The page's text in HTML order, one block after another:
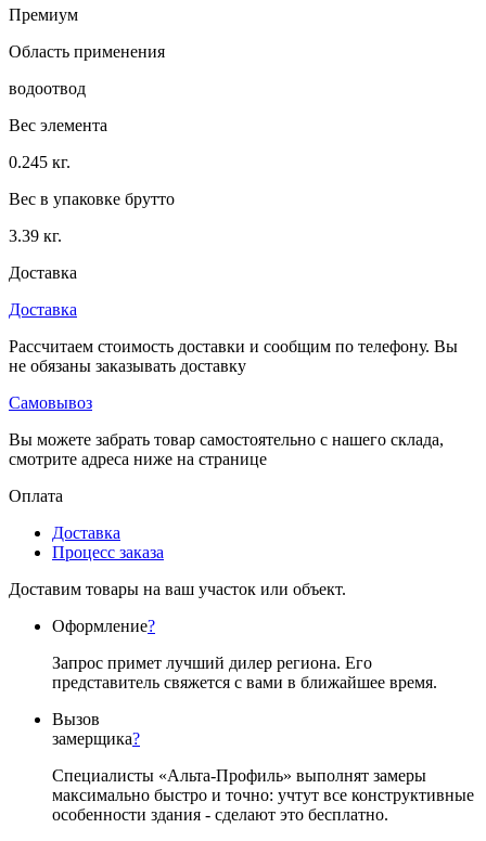
Премиум
Область применения
водоотвод
Вес элемента
0.245 кг.
Вес в упаковке брутто
3.39 кг.
Доставка
Доставка
Рассчитаем стоимость доставки и сообщим по телефону. Вы
не обязаны заказывать доставку
Самовывоз
Вы можете забрать товар самостоятельно с нашего склада,
смотрите адреса ниже на странице
Оплата
Доставка
Процесс заказа
Доставим товары на ваш участок или объект.
Оформление?
Запрос примет лучший дилер региона. Его
представитель свяжется с вами в ближайшее время.
Вызов
замерщика?
Специалисты «Альта-Профиль» выполнят замеры
максимально быстро и точно: учтут все конструктивные
особенности здания - сделают это бесплатно.